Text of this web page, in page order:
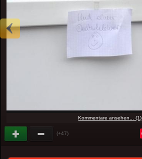
Kommentare ansehen... (1)
(+47)